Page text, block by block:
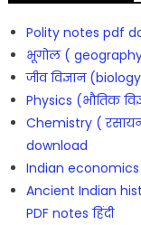
Polity notes pdf
भूगोल (
जीव विज्ञान
Physics (भौतिक
Chemistry (
download
Indian economics
Ancient Indian
PDF notes हिंदी